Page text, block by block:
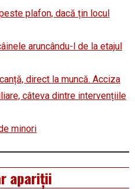
plafon, dacă țin locul
aruncându-l de la etajul
direct la muncă. Acciza
câteva dintre intervențiile
minori
apariții